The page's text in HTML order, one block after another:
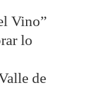
Vino”
lo
de